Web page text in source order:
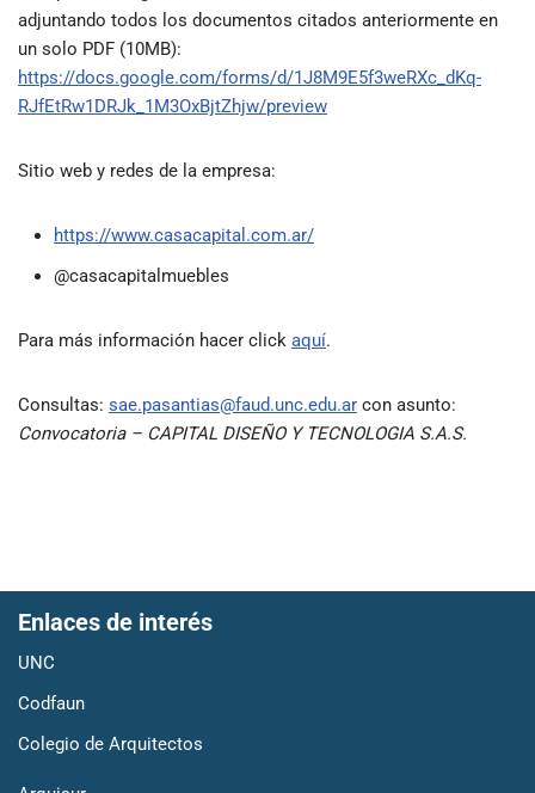
adjuntando todos los documentos citados anteriormente en
un solo PDF (10MB):
https://docs.google.com/forms/d/1J8M9E5f3weRXc_dKq-
RJfEtRw1DRJk_1M3OxBjtZhjw/preview
Sitio web y redes de la empresa:
https://www.casacapital.com.ar/
@casacapitalmuebles
Para más información hacer click aquí.
Consultas: sae.pasantias@faud.unc.edu.ar con asunto:
Convocatoria – CAPITAL DISEÑO Y TECNOLOGIA S.A.S.
Enlaces de interés
UNC
Codfaun
Colegio de Arquitectos